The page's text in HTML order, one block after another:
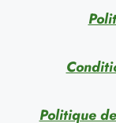
Politique